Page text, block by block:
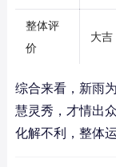
整体评
价
大吉
综合来看，新雨
慧灵秀，才情出
化解不利，整体